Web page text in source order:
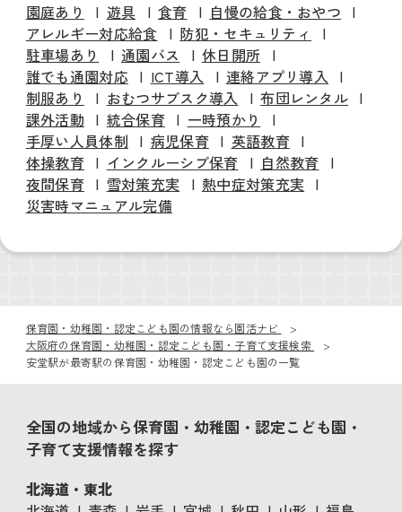
園庭あり 遊具 食育
自慢の給食・おやつ
アレルギー対応給食
防犯・セキュリティ
駐車場あり
通園バス
休日開所
誰でも通園対応
ICT導入
連絡アプリ導入
制服あり
おむつサブスク導入
布団レンタル
課外活動
統合保育
一時預かり
手厚い人員体制
病児保育
英語教育
体操教育
インクルーシブ保育
自然教育
夜間保育
雪対策充実
熱中症対策充実
災害時マニュアル完備
保育園・幼稚園・認定こども園の情報なら園活ナビ
大阪府の保育園・幼稚園・認定こども園・子育て支援検索
安堂駅が最寄駅の保育園・幼稚園・認定こども園の一覧
全国の地域から保育園・幼稚園・認定こども園・
子育て支援情報を探す
北海道・東北